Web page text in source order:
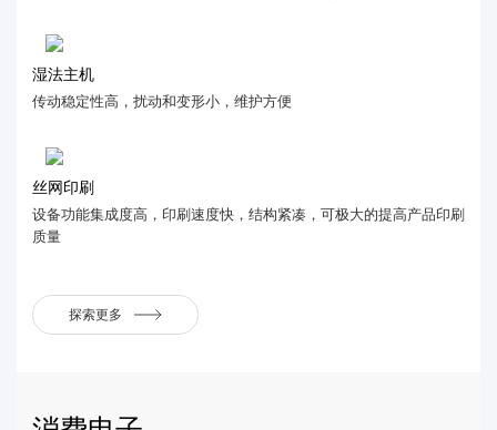
湿法主机
传动稳定性高，扰动和变形小，维护方便
丝网印刷
设备功能集成度高，印刷速度快，结构紧凑，可极大的提高产品印刷
质量
探索更多